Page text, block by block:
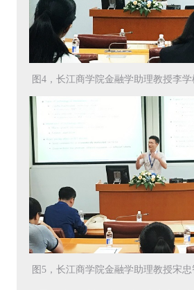
图4，长江商学院金融学助理教授李
图5，长江商学院金融学助理教授宋